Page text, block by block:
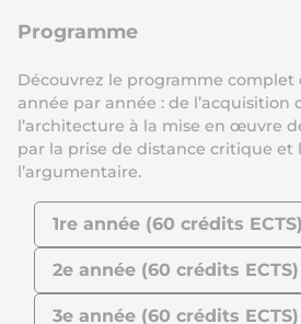
Programme
Découvrez le programme
année par année : de l’acquisition
l’architecture à la mise en œuvre
par la prise de distance critique et
l’argumentaire.
1re année (60 crédits ECTS)
2e année (60 crédits ECTS)
3e année (60 crédits ECTS)